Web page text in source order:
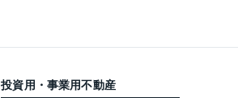
投資用・事業用不動産